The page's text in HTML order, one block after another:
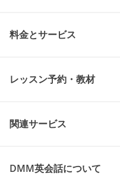
料金とサービス
レッスン予約・教材
関連サービス
DMM英会話について